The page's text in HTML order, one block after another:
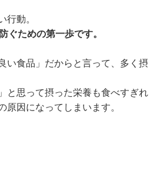
行動。
ぐための第一歩です。
い食品」だからと言って、多く摂
と思って摂った栄養も食べすぎれ
因になってしまいます。